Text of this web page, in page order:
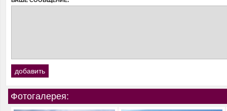
Фотогалерея: